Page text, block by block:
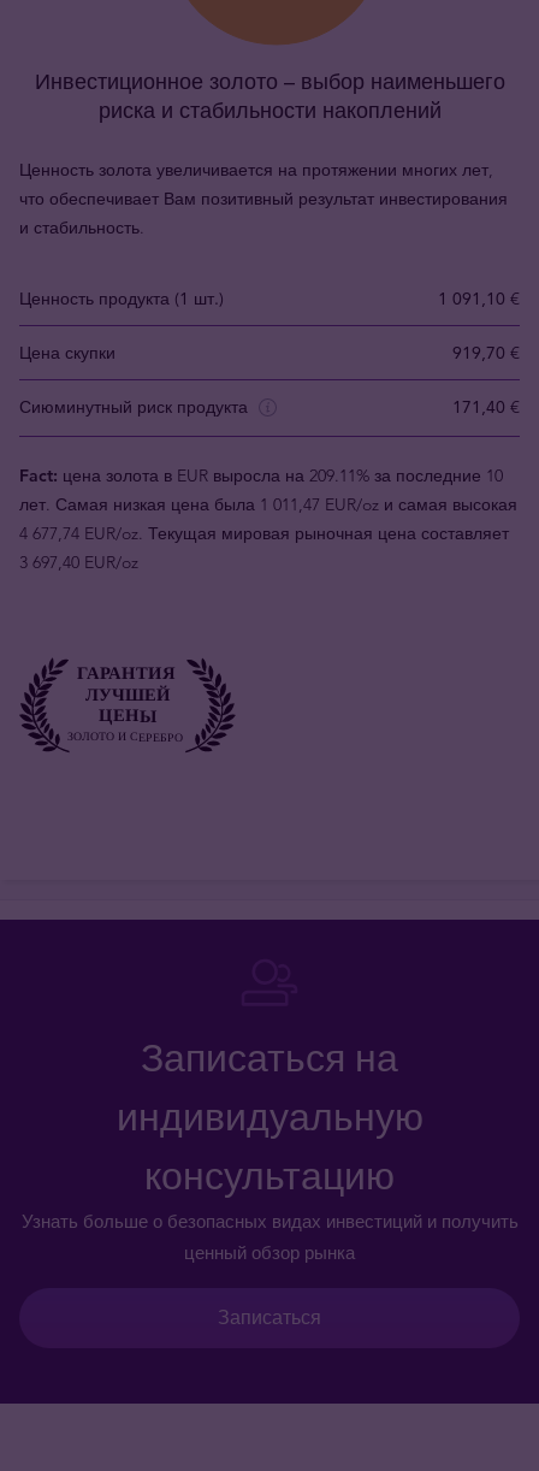
Инвестиционное золото – выбор наименьшего
риска и стабильности накоплений
Ценность золота увеличивается на протяжении многих лет,
что обеспечивает Вам позитивный результат инвестирования
и стабильность.
Ценность продукта (1 шт.) 1 091,10 €
Цена скупки 919,70 €
Сиюминутный риск продукта 171,40 €
Fact: цена золота в EUR выросла на 209.11% за последние 10
лет. Самая низкая цена была 1 011,47 EUR/oz и самая высокая
4 677,74 EUR/oz. Текущая мировая рыночная цена составляет
3 697,40 EUR/oz
Записаться на
индивидуальную
консультацию
Узнать больше о безопасных видах инвестиций и получить
ценный обзор рынка
Записаться